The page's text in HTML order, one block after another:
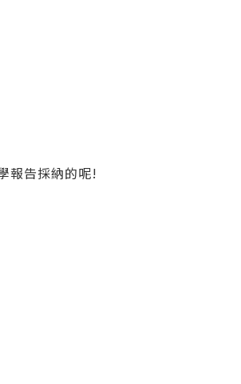
報告採納的呢!